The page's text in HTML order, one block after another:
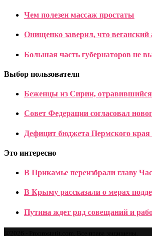
Чем полезен массаж простаты
Онищенко заверил, что
Большая часть губернаторов не
Выбор пользователя
Беженцы из Сирии, отравившийся
Совет Федерации согласовал
Дефицит бюджета Пермского
Это интересно
В Прикамье переизбрали главу
В Крыму рассказали о мерах
Путина ждет ряд совещаний и